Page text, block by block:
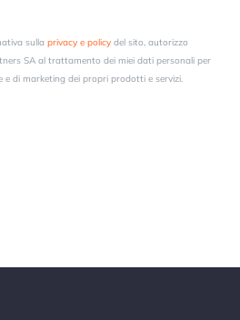
sulla privacy e policy del sito, autorizzo
SA al trattamento dei miei dati personali per
di marketing dei propri prodotti e servizi.